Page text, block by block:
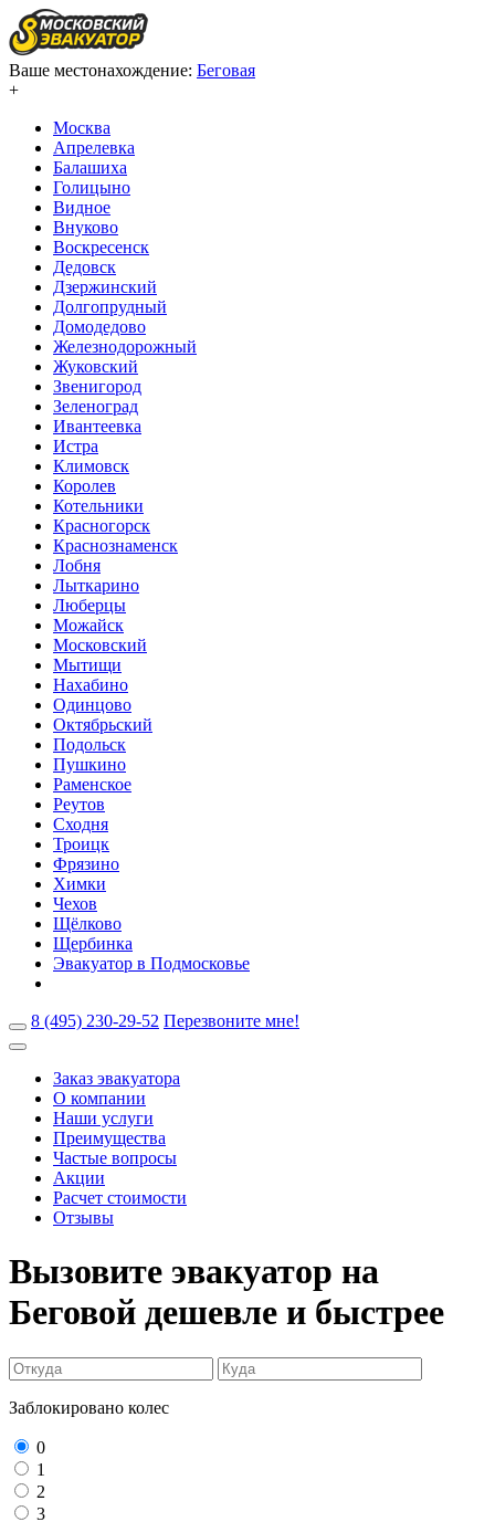
Ваше местонахождение: Беговая
+
Москва
Апрелевка
Балашиха
Голицыно
Видное
Внуково
Воскресенск
Дедовск
Дзержинский
Долгопрудный
Домодедово
Железнодорожный
Жуковский
Звенигород
Зеленоград
Ивантеевка
Истра
Климовск
Королев
Котельники
Красногорск
Краснознаменск
Лобня
Лыткарино
Люберцы
Можайск
Московский
Мытищи
Нахабино
Одинцово
Октябрьский
Подольск
Пушкино
Раменское
Реутов
Сходня
Троицк
Фрязино
Химки
Чехов
Щёлково
Щербинка
Эвакуатор в Подмосковье
8 (495) 230-29-52 Перезвоните мне!
Заказ эвакуатора
О компании
Наши услуги
Преимущества
Частые вопросы
Акции
Расчет стоимости
Отзывы
Вызовите эвакуатор на
Беговой дешевле и быстрее
Заблокировано колес
0
1
2
3